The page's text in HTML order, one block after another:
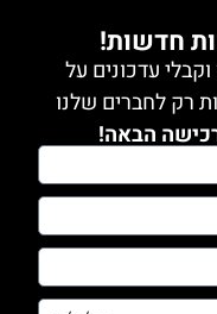
עדכונים על
רק לחברים שלנו
הבאה!